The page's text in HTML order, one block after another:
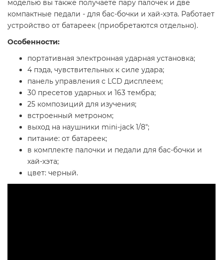
моделью вы также получаете пару палочек и две
компактные педали - для бас-бочки и хай-хэта. Работает
устройство от батареек (приобретаются отдельно).
Особенности:
портативная электронная ударная установка;
4 пэда, чувствительных к силе удара;
панель управления с LCD дисплеем;
30 пресетов ударных и 163 тембра;
25 композиций для изучения;
встроенный метроном;
выход на наушники mini-jack 1/8";
питание: от батареек;
в комплекте палочки и педали для бас-бочки и
хай-хэта;
цвет: черный.